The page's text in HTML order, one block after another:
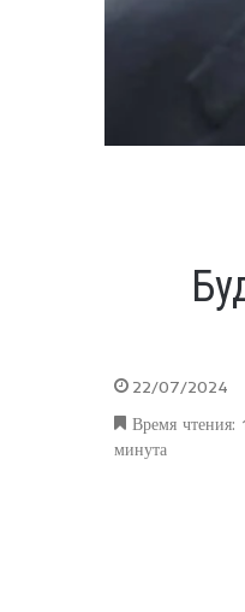
22/07/2024
Время чтения:
минута